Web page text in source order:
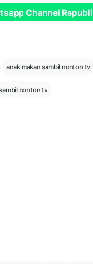
Channel
anak makan sambil nonton tv
nonton tv